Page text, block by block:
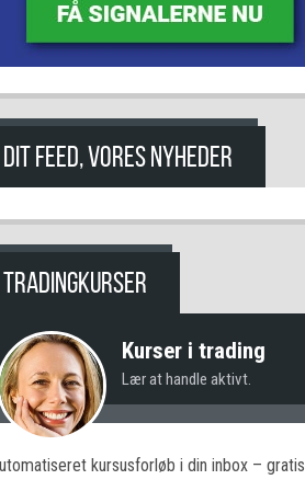
DIT FEED, VORES NYHEDER
TRADINGKURSER
Kurser i trading
Lær at handle aktivt.
kursusforløb i din inbox – gratis